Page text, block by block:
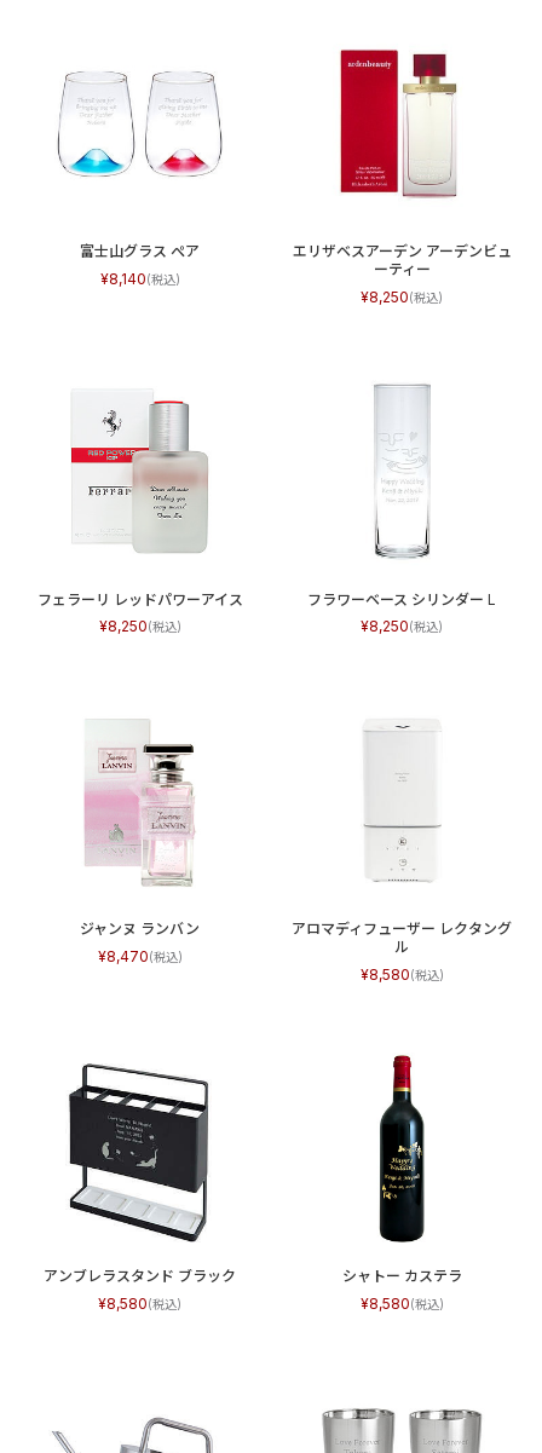
富士山グラス ぺア
8,140
エリザベスアーデン アーデンビュ
ーティー
8,250
フェラーリ レッドパワーアイス
8,250
フラワーベース シリンダー L
8,250
ジャンヌ ランバン
8,470
アロマディフューザー レクタング
ル
8,580
アンブレラスタンド ブラック
8,580
シャトー カステラ
8,580